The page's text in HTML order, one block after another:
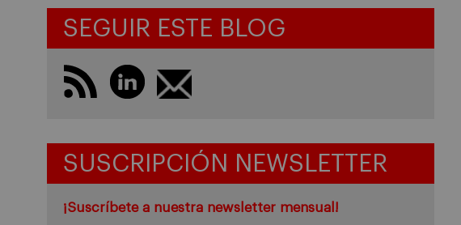
SEGUIR ESTE BLOG
SUSCRIPCIÓN NEWSLETTER
¡Suscríbete a nuestra newsletter mensual!